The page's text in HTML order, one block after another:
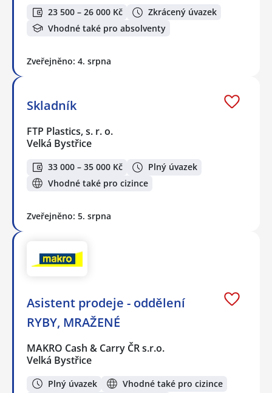
23 500 – 26 000 Kč
Zkrácený úvazek
Vhodné také pro absolventy
Zveřejněno: 4. srpna
Skladník
FTP Plastics, s. r. o.
Velká Bystřice
33 000 – 35 000 Kč
Plný úvazek
Vhodné také pro cizince
Zveřejněno: 5. srpna
Asistent prodeje - oddělení
RYBY, MRAŽENÉ
MAKRO Cash & Carry ČR s.r.o.
Velká Bystřice
Plný úvazek
Vhodné také pro cizince